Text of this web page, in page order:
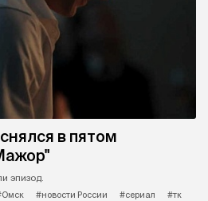
в пятом
эпизод.
#новости России #сериал #тк